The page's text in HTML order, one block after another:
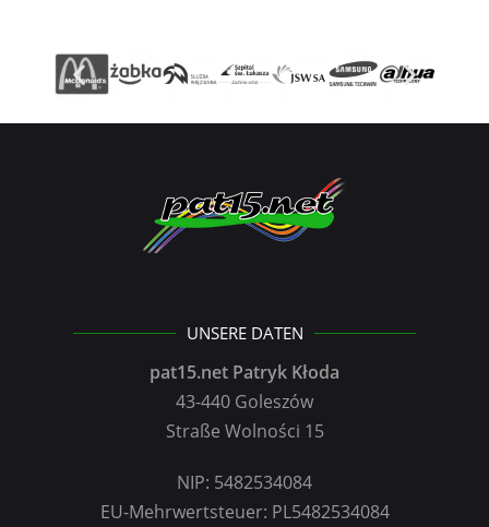
UNSERE DATEN
pat15.net Patryk Kłoda
43-440 Goleszów
Straße Wolności 15
NIP: 5482534084
EU-Mehrwertsteuer: PL5482534084